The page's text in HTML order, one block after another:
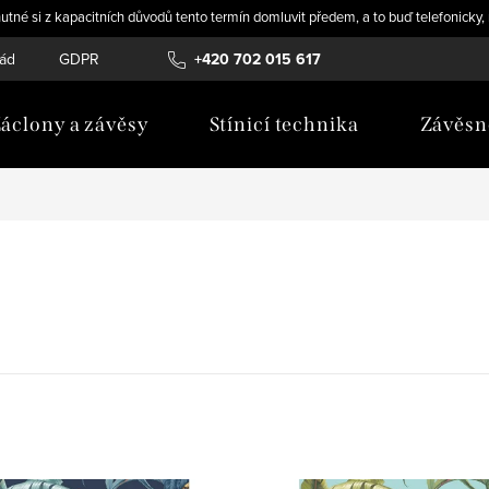
si z kapacitních důvodů tento termín domluvit předem, a to buď
+420 702 015 617
GDPR Novinky
a závěsy Stínicí technika